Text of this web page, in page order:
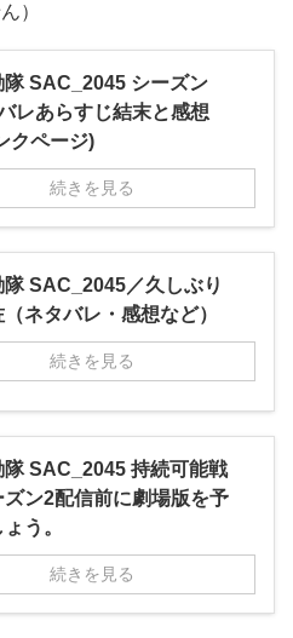
）
隊 SAC_2045 シーズン
レあらすじ結末と感想
クページ)
続きを見る
SAC_2045／久しぶり
ネタバレ・感想など）
続きを見る
隊 SAC_2045 持続可能戦
ン2配信前に劇場版を予
う。
続きを見る